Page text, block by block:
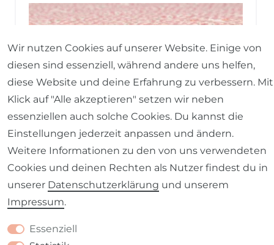
Wir nutzen Cookies auf unserer Website. Einige von
diesen sind essenziell, während andere uns helfen,
diese Website und deine Erfahrung zu verbessern. Mit
Klick auf "Alle akzeptieren" setzen wir neben
essenziellen auch solche Cookies. Du kannst die
Einstellungen jederzeit anpassen und ändern.
Weitere Informationen zu den von uns verwendeten
Cookies und deinen Rechten als Nutzer findest du in
unserer Daten­schutz­erklärung und unserem
Impressum.
Essenziell